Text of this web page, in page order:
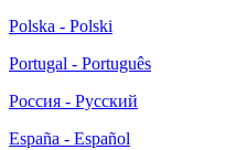
Polska - Polski
Portugal - Português
Россия - Русский
España - Español